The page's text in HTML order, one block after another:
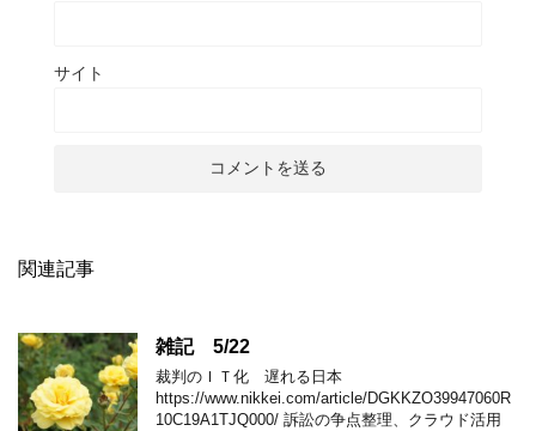
サイト
関連記事
雑記 5/22
裁判のＩＴ化 遅れる日本
https://www.nikkei.com/article/DGKKZO39947060R
10C19A1TJQ000/ 訴訟の争点整理、クラウド活用